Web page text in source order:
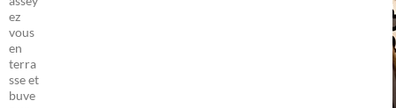
ez
vous
en
terra
sse et
buve